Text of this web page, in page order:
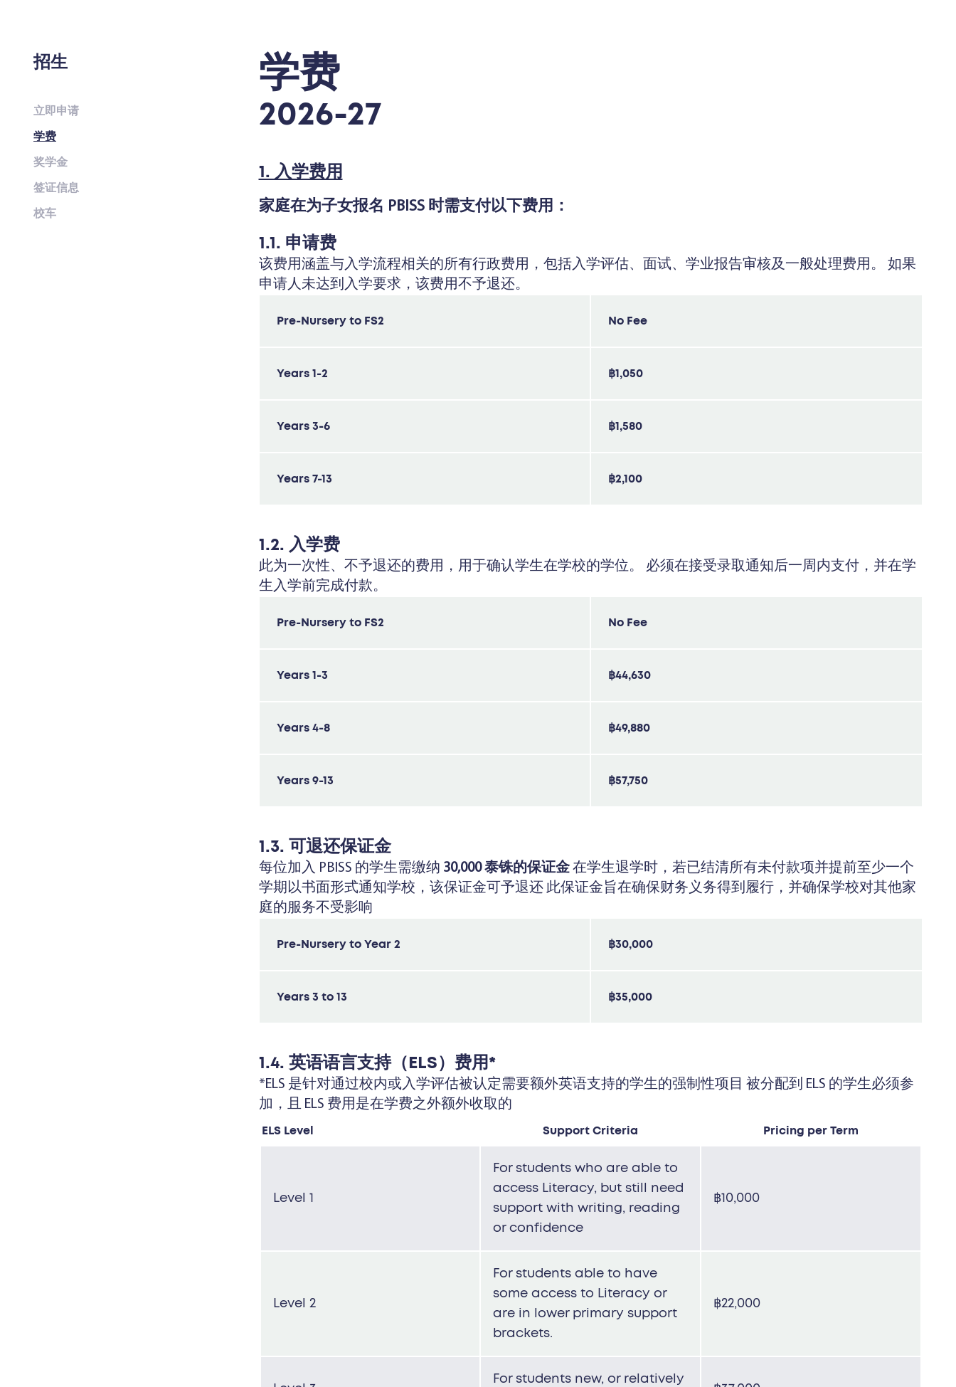
招生
立即申请
学费
奖学金
签证信息
校车
学费
2026-27
1. 入学费用
家庭在为子女报名 PBISS 时需支付以下费用：
1.1. 申请费
该费用涵盖与入学流程相关的所有行政费用，包括入学评估、面试、学业报告审核及一般处理费用。 如果
申请人未达到入学要求，该费用不予退还。
Pre-Nursery to FS2 No Fee
Years 1-2 ฿1,050
Years 3-6 ฿1,580
Years 7-13 ฿2,100
1.2. 入学费
此为一次性、不予退还的费用，用于确认学生在学校的学位。 必须在接受录取通知后一周内支付，并在学
生入学前完成付款。
Pre-Nursery to FS2 No Fee
Years 1-3 ฿44,630
Years 4-8 ฿49,880
Years 9-13 ฿57,750
1.3. 可退还保证金
每位加入 PBISS 的学生需缴纳 30,000 泰铢的保证金在学生退学时，若已结清所有未付款项并提前至少一个
学期以书面形式通知学校，该保证金可予退还 此保证金旨在确保财务义务得到履行，并确保学校对其他家
庭的服务不受影响
Pre-Nursery to Year 2 ฿30,000
Years 3 to 13 ฿35,000
1.4. 英语语言支持（ELS）费用*
*ELS 是针对通过校内或入学评估被认定需要额外英语支持的学生的强制性项目 被分配到 ELS 的学生必须参
加，且 ELS 费用是在学费之外额外收取的
ELS Level Support Criteria Pricing per Term
Level 1
For students who are able to
access Literacy, but still need
support with writing, reading
or confidence
฿10,000
Level 2
For students able to have
some access to Literacy or
are in lower primary support
brackets.
฿22,000
For students new, or relatively